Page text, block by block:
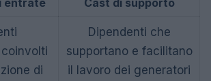
di
Dipendenti che
supportano e facilitano
il lavoro dei generatori